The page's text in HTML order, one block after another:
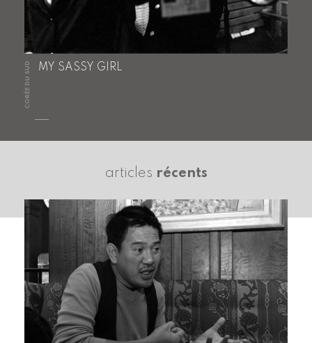
CORÉE DU SUD MY SASSY GIRL
articles récents